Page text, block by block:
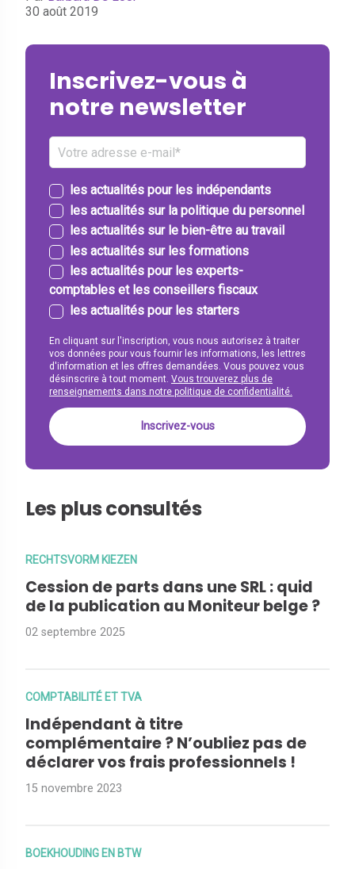
30 août 2019
Inscrivez-vous à
notre newsletter
les actualités pour les indépendants
les actualités sur la politique du personnel
les actualités sur le bien-être au travail
les actualités sur les formations
les actualités pour les experts-
comptables et les conseillers fiscaux
les actualités pour les starters
En cliquant sur l'inscription, vous nous autorisez à traiter
vos données pour vous fournir les informations, les lettres
d'information et les offres demandées. Vous pouvez vous
désinscrire à tout moment. Vous trouverez plus de
renseignements dans notre politique de confidentialité.
Les plus consultés
RECHTSVORM KIEZEN
Cession de parts dans une SRL : quid
de la publication au Moniteur belge ?
02 septembre 2025
COMPTABILITÉ ET TVA
Indépendant à titre
complémentaire ? N’oubliez pas de
déclarer vos frais professionnels !
15 novembre 2023
BOEKHOUDING EN BTW